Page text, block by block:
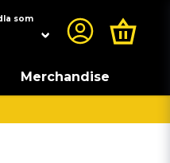
som
Merchandise